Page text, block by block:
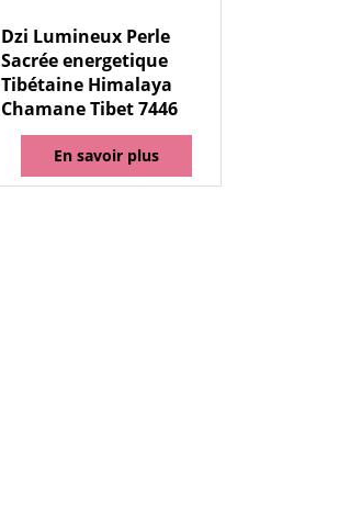
Dzi Lumineux Perle
Sacrée energetique
Tibétaine Himalaya
Chamane Tibet 7446
En savoir plus